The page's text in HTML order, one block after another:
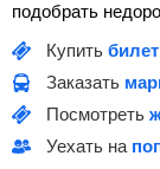
подобрать
Купить
Заказать
Посмотреть
Уехать на